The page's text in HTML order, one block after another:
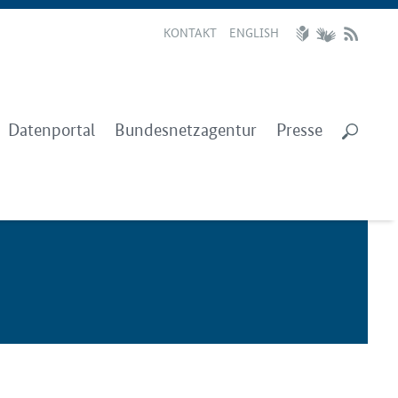
KONTAKT ENGLISH
Datenportal Bundesnetzagentur Presse